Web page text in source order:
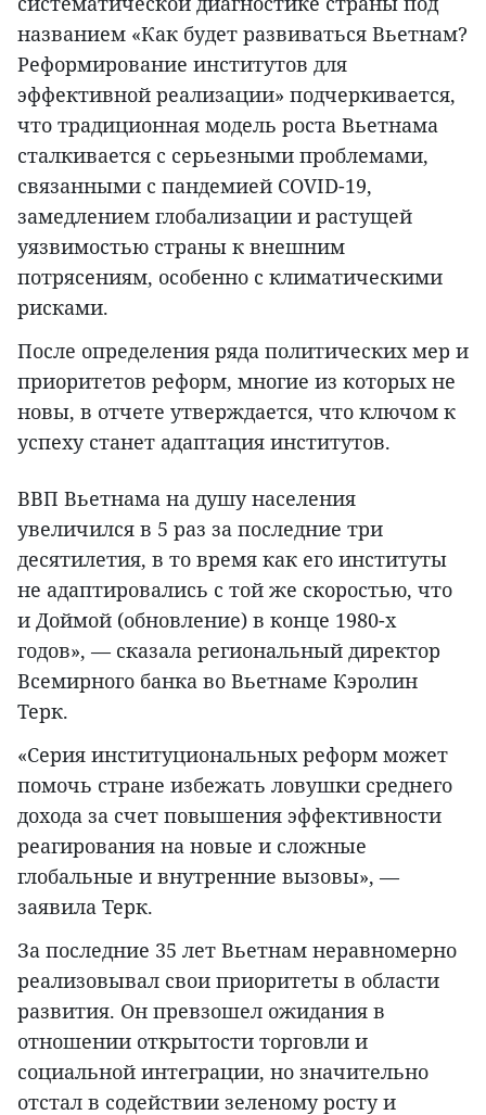
названием «Как будет развиваться Вьетнам?
Реформирование институтов для
эффективной реализации» подчеркивается,
что традиционная модель роста Вьетнама
сталкивается с серьезными проблемами,
связанными с пандемией COVID-19,
замедлением глобализации и растущей
уязвимостью страны к внешним
потрясениям, особенно с климатическими
рисками.
После определения ряда политических мер и
приоритетов реформ, многие из которых не
новы, в отчете утверждается, что ключом к
успеху станет адаптация институтов.
ВВП Вьетнама на душу населения
увеличился в 5 раз за последние три
десятилетия, в то время как его институты
не адаптировались с той же скоростью, что
и Доймой (обновление) в конце 1980-х
годов», — сказала региональный директор
Всемирного банка во Вьетнаме Кэролин
Терк.
«Серия институциональных реформ может
помочь стране избежать ловушки среднего
дохода за счет повышения эффективности
реагирования на новые и сложные
глобальные и внутренние вызовы», —
заявила Терк.
За последние 35 лет Вьетнам неравномерно
реализовывал свои приоритеты в области
развития. Он превзошел ожидания в
отношении открытости торговли и
социальной интеграции, но значительно
отстал в содействии зеленому росту и